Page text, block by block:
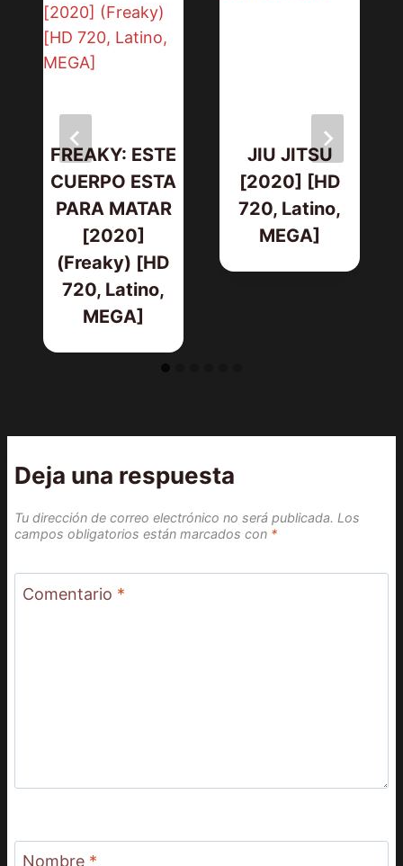
FREAKY: ESTE
CUERPO ESTA
PARA MATAR
[2020]
(Freaky) [HD
720, Latino,
MEGA]
JIU JITSU
[2020] [HD
720, Latino,
MEGA]
Deja una respuesta
Tu dirección de correo electrónico no será publicada. Los
campos obligatorios están marcados con *
Comentario *
Nombre *